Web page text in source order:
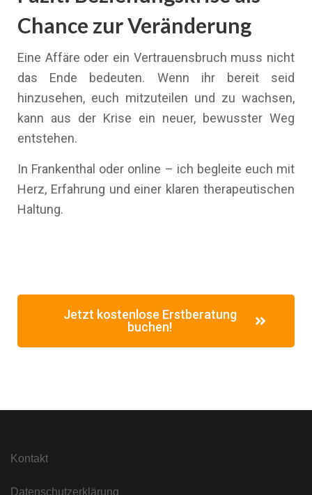
Chance zur Veränderung
Eine Affäre oder ein Vertrauensbruch muss nicht
das Ende bedeuten. Wenn ihr bereit seid
hinzusehen, euch mitzuteilen und zu wachsen,
kann aus der Krise ein neuer, bewusster Weg
entstehen.
In Frankenthal oder online – ich begleite euch mit
Herz, Erfahrung und einer klaren therapeutischen
Haltung.
Jetzt kostenlose Erstberatung
buchen!
Kontakt
Datenschutzerklärung